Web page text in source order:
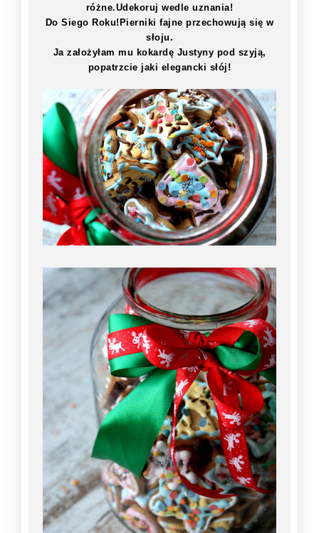
różne.Udekoruj wedle uznania!
Do Siego Roku!Pierniki fajne przechowują się w
słoju.
Ja założyłam mu kokardę Justyny pod szyją,
popatrzcie jaki elegancki słój!